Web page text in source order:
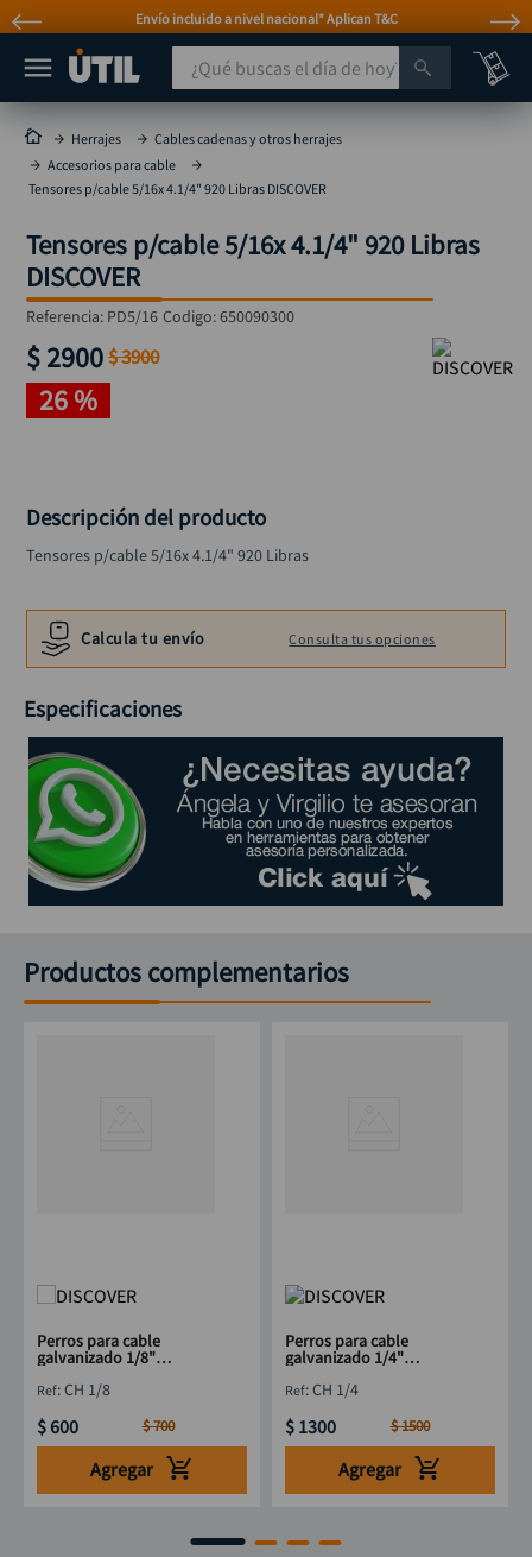
Envío incluido a nivel nacional* Aplican T&C
¿Qué buscas el día de hoy?
Herrajes
Cables cadenas y otros herrajes
Accesorios para cable
Tensores p/cable 5/16x 4.1/4" 920 Libras DISCOVER
Tensores p/cable 5/16x 4.1/4" 920 Libras
DISCOVER
Referencia: PD5/16 Codigo:650090300
$2900 $3900
26 %
Descripción del producto
Tensores p/cable 5/16x 4.1/4" 920 Libras
Calcula tu envío Consulta tus opciones
Especificaciones
Productos complementarios
Perros para cable
galvanizado 1/8"
:CH 1/8
$600 $700
Agregar
Perros para cable
galvanizado 1/4"
:CH 1/4
$ 1300 $1500
Agregar
MÁS BUSCADOS
taladro
compresor
broca
sierra circular
hidrolavadora
ruteadora
taladro inalámbrico
llave impacto